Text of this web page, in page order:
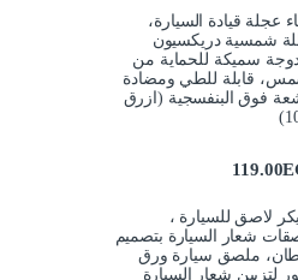
عجلة قيادة السيارة،
شمسية دريكسيون
سميكة للحماية من
قابلة للطي ومضادة
فوق البنفسجية (ازرق
119.00
لاصق للسيارة ،
شعار السيارة بتصميم
ملصق سيارة ورق
لتزيين شعار السيارة